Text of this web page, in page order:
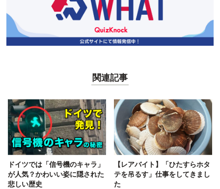
関連記事
ドイツでは「信号機のキャラ」
が人気？かわいい姿に隠された
悲しい歴史
【レアバイト】「ひたすらホタ
テを吊るす」仕事をしてきまし
た